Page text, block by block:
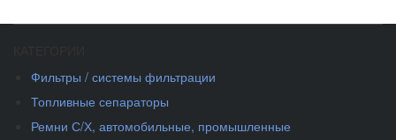
Фильтры / системы фильтрации
Топливные сепараторы
Ремни С/Х, автомобильные, промышленные